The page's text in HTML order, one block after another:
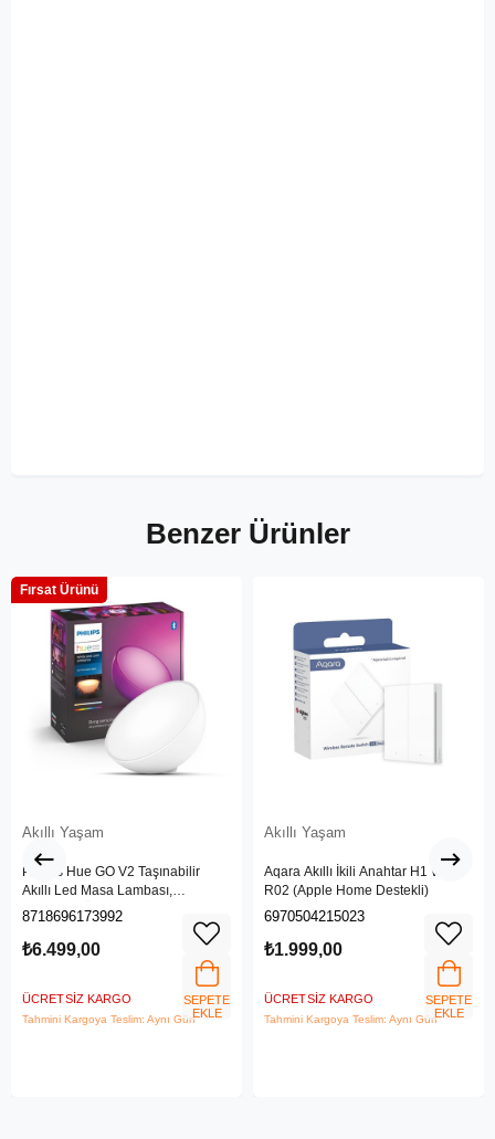
Benzer Ürünler
Akıllı Yaşam
Philips Hue GO V2 Taşınabilir
Akıllı Led Masa Lambası,
Bluetooth Özellikli, Beyaz ve
8718696173992
₺6.499,00
ÜCRETSIZ KARGO
Tahmini Kargoya Teslim: Aynı Gün
Fırsat Ürünü
SEPETE
EKLE
Akıllı Yaşam
Aqara Akıllı İkili Anahtar H1 WRS-
R02 (Apple Home Destekli)
6970504215023
₺1.999,00
ÜCRETSIZ KARGO
Tahmini Kargoya Teslim: Aynı Gün
SEPETE
EKLE